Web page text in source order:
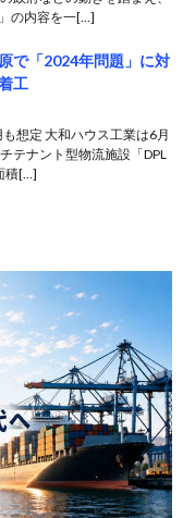
の内容を一[…]
で「2024年問題」に対
工
想定 大和ハウス工業は6月
テナント型物流施設「DPL
積[…]